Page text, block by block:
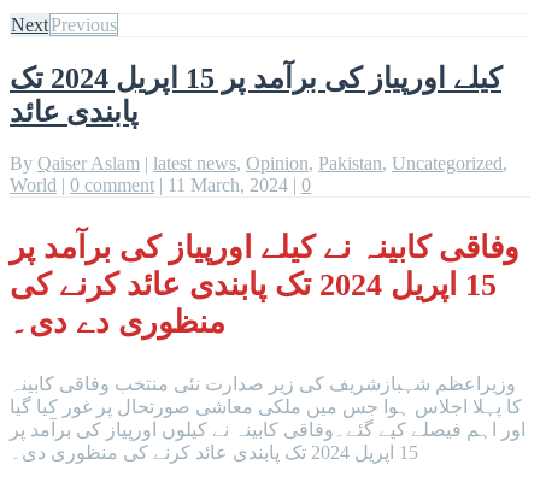
NextPrevious
کیلے اورپیاز کی برآمد پر 15 اپریل 2024 تک
پابندی عائد
By Qaiser Aslam | latest news, Opinion, Pakistan, Uncategorized,
World | 0 comment | 11 March, 2024 | 0
وفاقی کابینہ نے کیلے اورپیاز کی برآمد پر
15 اپریل 2024 تک پابندی عائد کرنے کی
منظوری دے دی۔
وزیراعظم شہبازشریف کی زیر صدارت نئی منتخب وفاقی کابینہ
کا پہلا اجلاس ہوا جس میں ملکی معاشی صورتحال پر غور کیا گیا
اور اہم فیصلے کیے گئے۔وفاقی کابینہ نے کیلوں اورپیاز کی برآمد پر
15 اپریل 2024 تک پابندی عائد کرنے کی منظوری دی۔